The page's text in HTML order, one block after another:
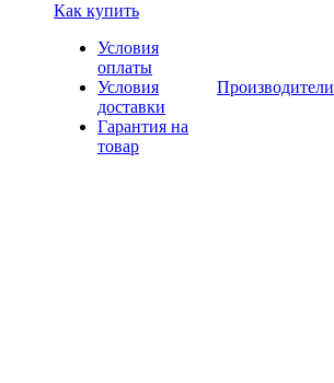
Как купить
Условия
оплаты
Условия
доставки
Гарантия на
товар
Производители